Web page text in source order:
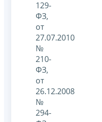
129-
ФЗ,
от
27.07.2010
№
210-
ФЗ,
от
26.12.2008
№
294-